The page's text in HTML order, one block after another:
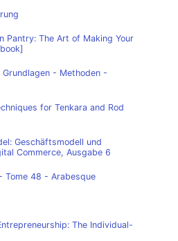
Pantry: The Art of Making Your
- Methoden -
for Tenkara and Rod
Geschäftsmodell und
Commerce, Ausgabe 6
Tome 48 - Arabesque
The Individual-